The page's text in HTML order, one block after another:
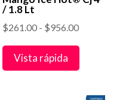
/ 1.8 Lt
$261.00 - $956.00Rango
desde
Vista rápida